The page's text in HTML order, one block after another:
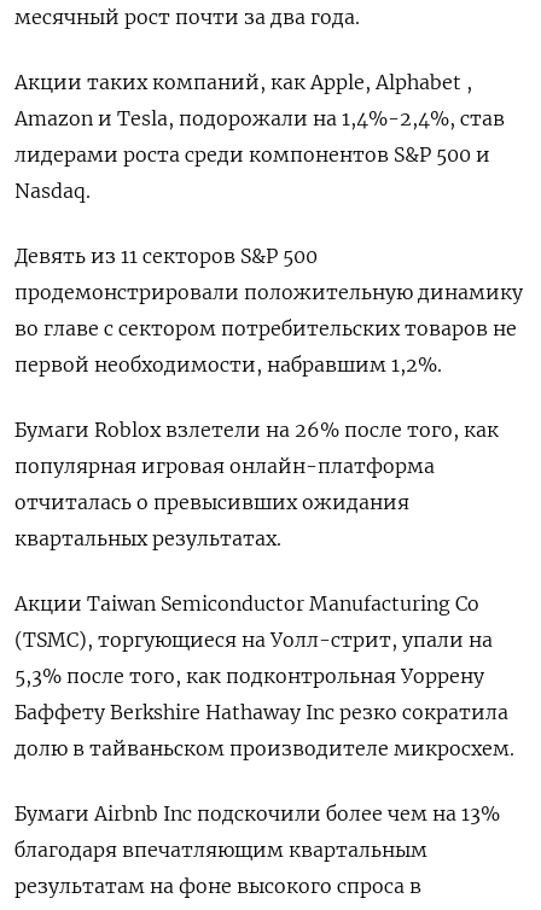
месячный рост почти за два года.
Акции таких компаний, как Apple, Alphabet ,
Amazon и Tesla, подорожали на 1,4%-2,4%, став
лидерами роста среди компонентов S&P 500 и
Nasdaq.
Девять из 11 секторов S&P 500
продемонстрировали положительную динамику
во главе с сектором потребительских товаров не
первой необходимости, набравшим 1,2%.
Бумаги Roblox взлетели на 26% после того, как
популярная игровая онлайн-платформа
отчиталась о превысивших ожидания
квартальных результатах.
Акции Taiwan Semiconductor Manufacturing Co
(TSMC), торгующиеся на Уолл-стрит, упали на
5,3% после того, как подконтрольная Уоррену
Баффету Berkshire Hathaway Inc резко сократила
долю в тайваньском производителе микросхем.
Бумаги Airbnb Inc подскочили более чем на 13%
благодаря впечатляющим квартальным
результатам на фоне высокого спроса в